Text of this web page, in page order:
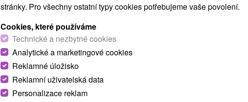
a lyžiarskeho vleku, v rekreačnej časti Oravice,
v obci...
stránky. Pro všechny ostatní typy cookies potřebujeme vaše povolení.
Cookies, které používáme
Technické a nezbytné cookies
Analytické a marketingové cookies
Reklamné úložisko
Reklamní uživatelská data
Personalizace reklam